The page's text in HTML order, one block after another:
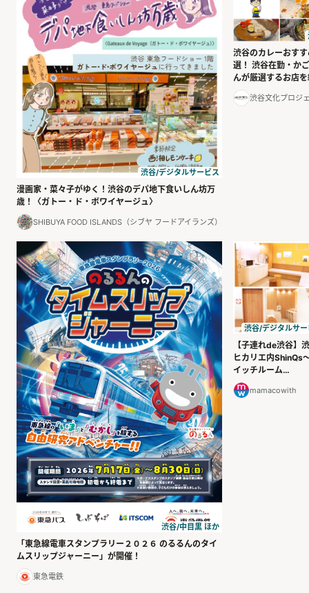
渋谷/デジタルサービス
漫画家・菜々子がゆく！渋谷のデパ地下食いしん坊万
歳！〈ガトー・ド・ボワイヤージュ〉
SHIBUYA FOOD ISLANDS（シブヤ フードアイランズ）
渋谷のカレーおす
選！ 渋谷在勤・か
んが厳選するお店
渋谷文化プロジ
渋谷/中目黒 ほか
「東急線電車スタンプラリー２０２６ のるるんのタイ
ムスリップジャーニー」が開催！
東急電鉄
渋谷/デジタルサ
【子連れde渋谷】
ヒカリエ内ShinQs
イッチルーム
「Mammy’s
編～mamacowith